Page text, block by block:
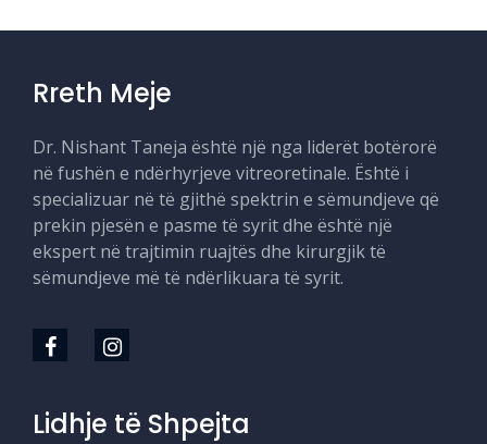
Rreth Meje
Dr. Nishant Taneja është një nga liderët botërorë
në fushën e ndërhyrjeve vitreoretinale. Është i
specializuar në të gjithë spektrin e sëmundjeve që
prekin pjesën e pasme të syrit dhe është një
ekspert në trajtimin ruajtës dhe kirurgjik të
sëmundjeve më të ndërlikuara të syrit.
Lidhje të Shpejta